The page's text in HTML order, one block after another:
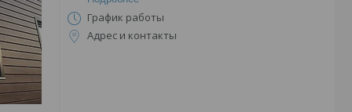
График работы
Адрес и контакты